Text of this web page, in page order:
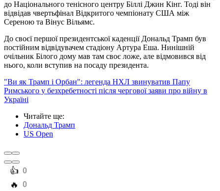
до Національного тенісного центру Біллі Джин Кінг. Тоді він
відвідав чвертьфінал Відкритого чемпіонату США між
Сереною та Вінус Вільямс.
До своєї першої президентської каденції Дональд Трамп був
постійним відвідувачем стадіону Артура Еша. Нинішній
очільник Білого дому мав там своє ложе, але відмовився від
нього, коли вступив на посаду президента.
"Ви як Трамп і Орбан": легенда НХЛ звинуватив Папу
Римського у безхребетності після чергової заяви про війну в
Україні
Читайте ще:
Дональд Трамп
US Open
️👍 0
️🔥 0